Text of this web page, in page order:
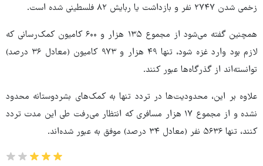
زخمی شدن ۲۷۴۷ نفر و بازداشت یا ربایش ۸۲ فلسطینی شده است.
همچنین گفته می‌شود از مجموع ۱۳۵ هزار و ۶۰۰ کامیون کمک‌رسانی که
لازم بود وارد غزه شود، تنها ۴۹ هزار و ۹۷۳ کامیون (معادل ۳۶ درصد)
توانسته‌اند از گذرگاه‌ها عبور کنند.
علاوه بر این، محدودیت‌ها در تردد تنها به کمک‌های بشردوستانه محدود
نشده و از مجموع ۱۷ هزار مسافری که انتظار می‌رفت طی این مدت تردد
کنند، تنها ۵۶۳۶ نفر (معادل ۳۴ درصد) موفق به عبور شده‌اند.